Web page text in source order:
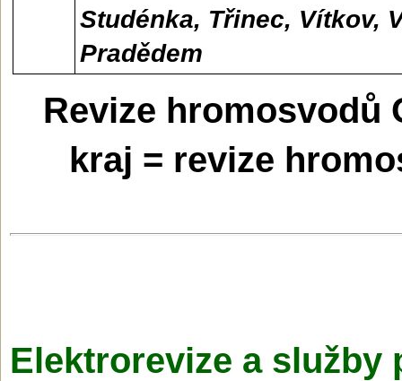
Studénka, Třinec, Vítkov,
Pradědem
Revize hromosvodů
kraj = revize
Elektrorevize a služby